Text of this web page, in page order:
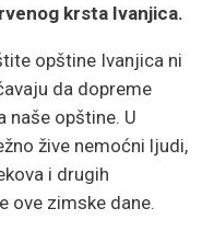
krsta Ivanjica.
opštine Ivanjica ni
da dopreme
naše opštine. U
žive nemoćni ljudi,
i drugih
ove zimske dane.